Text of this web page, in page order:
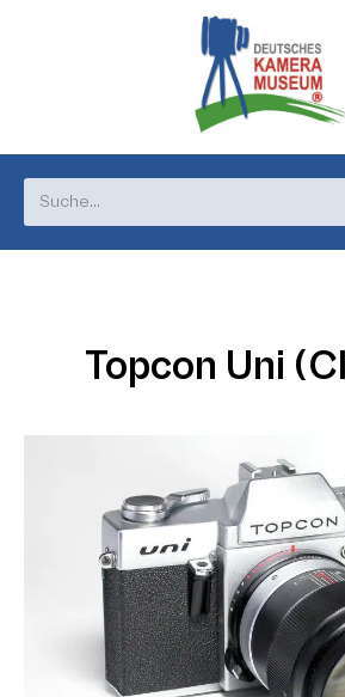
Topcon Uni